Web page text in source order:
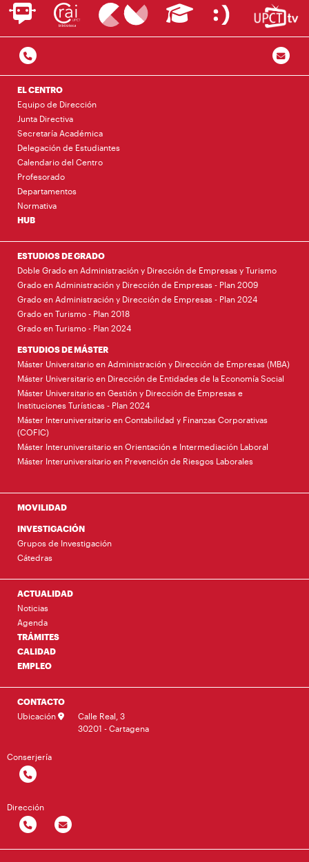
EL CENTRO
Equipo de Dirección
Junta Directiva
Secretaría Académica
Delegación de Estudiantes
Calendario del Centro
Profesorado
Departamentos
Normativa
HUB
ESTUDIOS DE GRADO
Doble Grado en Administración y Dirección de Empresas y Turismo
Grado en Administración y Dirección de Empresas - Plan 2009
Grado en Administración y Dirección de Empresas - Plan 2024
Grado en Turismo - Plan 2018
Grado en Turismo - Plan 2024
ESTUDIOS DE MÁSTER
Máster Universitario en Administración y Dirección de Empresas (MBA)
Máster Universitario en Dirección de Entidades de la Economía Social
Máster Universitario en Gestión y Dirección de Empresas e
Instituciones Turísticas - Plan 2024
Máster Interuniversitario en Contabilidad y Finanzas Corporativas
(COFIC)
Máster Interuniversitario en Orientación e Intermediación Laboral
Máster Interuniversitario en Prevención de Riesgos Laborales
MOVILIDAD
INVESTIGACIÓN
Grupos de Investigación
Cátedras
ACTUALIDAD
Noticias
Agenda
TRÁMITES
CALIDAD
EMPLEO
CONTACTO
Ubicación
Calle Real, 3
30201 - Cartagena
Conserjería
Dirección